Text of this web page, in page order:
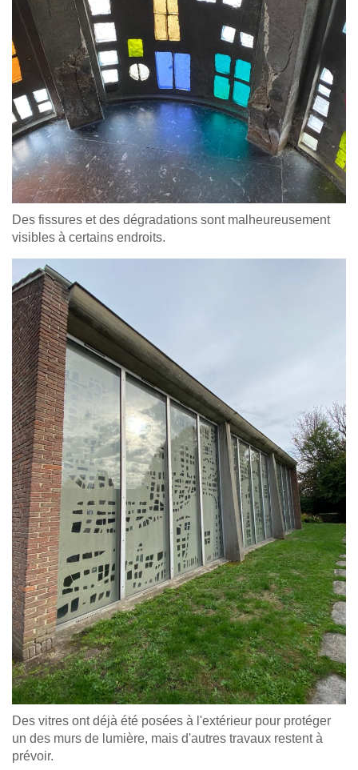
Des fissures et des dégradations sont malheureusement
visibles à certains endroits.
Des vitres ont déjà été posées à l'extérieur pour protéger
un des murs de lumière, mais d'autres travaux restent à
prévoir.